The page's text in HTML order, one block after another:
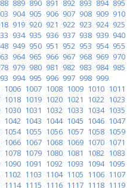
889 890 891 892 893 894 895
904 905 906 907 908 909 910
919 920 921 922 923 924 925
934 935 936 937 938 939 940
949 950 951 952 953 954 955
964 965 966 967 968 969 970
979 980 981 982 983 984 985
994 995 996 997 998 999
1006 1007 1008 1009 1010 1011
1018 1019 1020 1021 1022 1023
1030 1031 1032 1033 1034 1035
1042 1043 1044 1045 1046 1047
1054 1055 1056 1057 1058 1059
1066 1067 1068 1069 1070 1071
1078 1079 1080 1081 1082 1083
1090 1091 1092 1093 1094 1095
1102 1103 1104 1105 1106 1107
1114 1115 1116 1117 1118 1119